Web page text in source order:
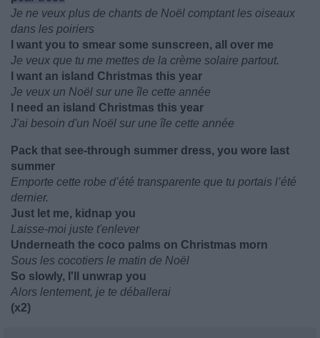
Je ne veux plus de chants de Noël comptant les oiseaux
dans les poiriers
I want you to smear some sunscreen, all over me
Je veux que tu me mettes de la crème solaire partout.
I want an island Christmas this year
Je veux un Noël sur une île cette année
I need an island Christmas this year
J'ai besoin d'un Noël sur une île cette année
Pack that see-through summer dress, you wore last
summer
Emporte cette robe d’été transparente que tu portais l’été
dernier.
Just let me, kidnap you
Laisse-moi juste t'enlever
Underneath the coco palms on Christmas morn
Sous les cocotiers le matin de Noël
So slowly, I'll unwrap you
Alors lentement, je te déballerai
(x2)